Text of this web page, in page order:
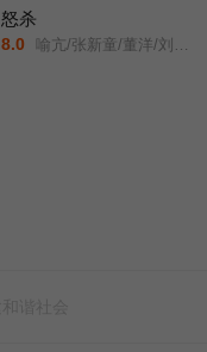
怒杀
8.0 喻亢/张新童/董洋/刘珂君/